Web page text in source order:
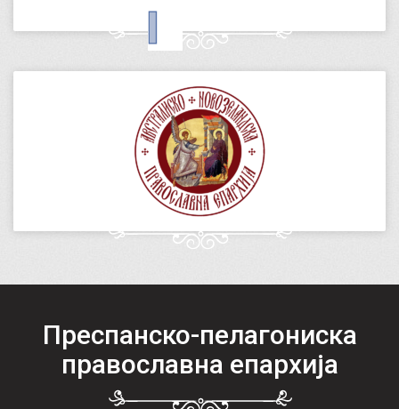
Преспанско-пелагониска
православна епархија